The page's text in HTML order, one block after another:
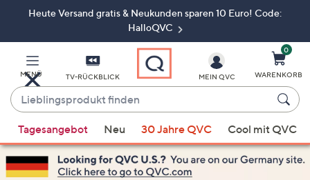
ZumHeute Versand gratis & Neukunden sparen 10 Euro! Code:
HalloQVC
MENÜ TV-RÜCKBLICK
Lieblingsprodukt
finden
Vorschläge
verfügbar
sind,
MEIN QVC
0
WARENKORB
Tagesangebot Neu 30 Jahre QVC Cool mit QVC